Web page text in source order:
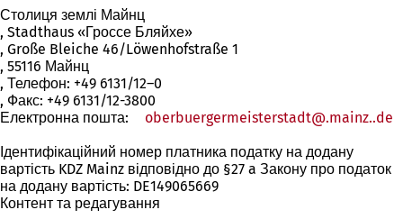
Столиця землі Майнц
, Stadthaus «Гроссе Бляйхе»
, Große Bleiche 46/Löwenhofstraße 1
, 55116 Майнц
, Телефон: +49 6131/12–0
, Факс: +49 6131/12-3800
Електронна пошта:
oberbuergermeisterstadt .mainz. de
Ідентифікаційний номер платника податку на додану
вартість KDZ Mainz відповідно до §27 a Закону про податок
на додану вартість: DE149065669
Контент та редагування